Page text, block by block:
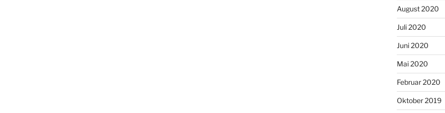
August 2020
Juli 2020
Juni 2020
Mai 2020
Februar 2020
Oktober 2019